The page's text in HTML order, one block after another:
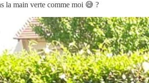
la main verte comme moi 😅 ?